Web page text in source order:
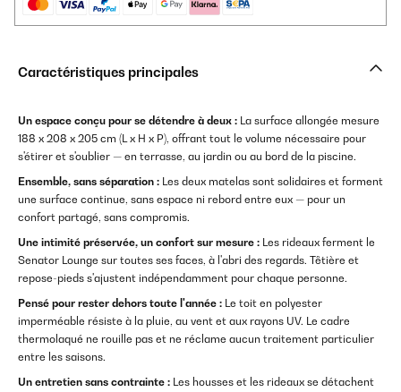
Caractéristiques principales
Un espace conçu pour se détendre à deux : La surface allongée mesure
188 x 208 x 205 cm (L x H x P), offrant tout le volume nécessaire pour
s'étirer et s'oublier — en terrasse, au jardin ou au bord de la piscine.
Ensemble, sans séparation : Les deux matelas sont solidaires et forment
une surface continue, sans espace ni rebord entre eux — pour un
confort partagé, sans compromis.
Une intimité préservée, un confort sur mesure : Les rideaux ferment le
Senator Lounge sur toutes ses faces, à l'abri des regards. Têtière et
repose-pieds s'ajustent indépendamment pour chaque personne.
Pensé pour rester dehors toute l'année : Le toit en polyester
imperméable résiste à la pluie, au vent et aux rayons UV. Le cadre
thermolaqué ne rouille pas et ne réclame aucun traitement particulier
entre les saisons.
Un entretien sans contrainte : Les housses et les rideaux se détachent